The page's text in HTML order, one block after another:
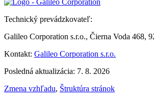
Technický prevádzkovateľ:
Galileo Corporation s.r.o., Čierna Voda 468,
Kontakt: Galileo Corporation s.r.o.
Posledná aktualizácia: 7. 8. 2026
Zmena vzhľadu, Štruktúra stránok